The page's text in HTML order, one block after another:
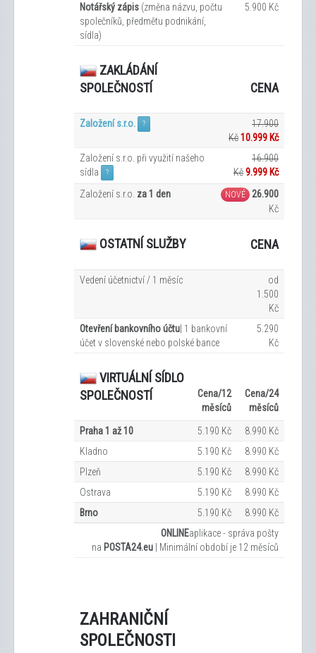
Notářský zápis (změna názvu, počtu
společníků, předmětu podnikání,
sídla)
5.900 Kč
ZAKLÁDÁNÍ
SPOLEČNOSTÍ
CENA
Založení s.r.o. ?
17.900
Kč10.999 Kč
Založení s.r.o. při využití našeho
sídla
?
16.900
Kč9.999 Kč
Založení s.r.o. za 1 den NOVÉ
26.900
Kč
OSTATNÍ SLUŽBY CENA
Vedení účetnictví / 1 měsíc
od
1.500
Kč
Otevření bankovního účtu | 1 bankovní
účet v slovenské nebo polské bance
5.290
Kč
VIRTUÁLNÍ SÍDLO
SPOLEČNOSTÍ
Cena/12
měsíců
Cena/24
měsíců
Praha 1 až 10 5.190 Kč
8.990 Kč
Kladno
5.190 Kč
8.990 Kč
Plzeň
5.190 Kč
8.990 Kč
Ostrava
5.190 Kč
8.990 Kč
Brno
5.190 Kč
8.990 Kč
ONLINEaplikace - správa pošty
na POSTA24.eu Minimální období je 12 měsíců
ZAHRANIČNÍ
SPOLEČNOSTI